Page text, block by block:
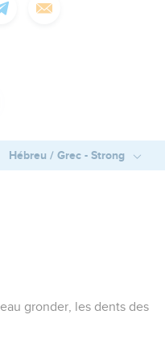
Hébreu / Grec - Strong
gronder, les dents des